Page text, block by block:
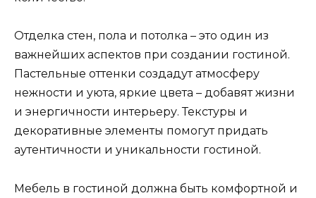
Отделка стен, пола и потолка – это один из
важнейших аспектов при создании гостиной.
Пастельные оттенки создадут атмосферу
нежности и уюта, яркие цвета – добавят жизни
и энергичности интерьеру. Текстуры и
декоративные элементы помогут придать
аутентичности и уникальности гостиной.
Мебель в гостиной должна быть комфортной и